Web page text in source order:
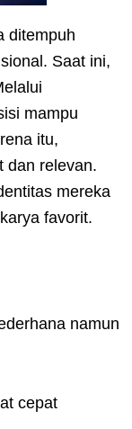
ditempuh
Saat ini,
mampu
itu,
dan relevan.
mereka
favorit.
namun
cepat